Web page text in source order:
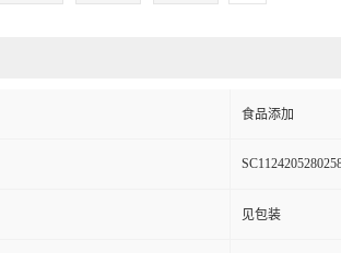
食品添加
见包装